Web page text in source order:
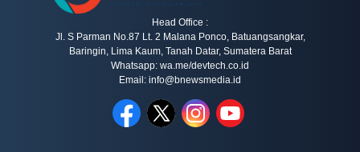
Head Office :
Jl. S Parman No.87 Lt. 2 Malana Ponco, Batuangsangkar,
Baringin, Lima Kaum, Tanah Datar, Sumatera Barat
Whatsapp: wa.me/devtech.co.id
Email: info@bnewsmedia.id